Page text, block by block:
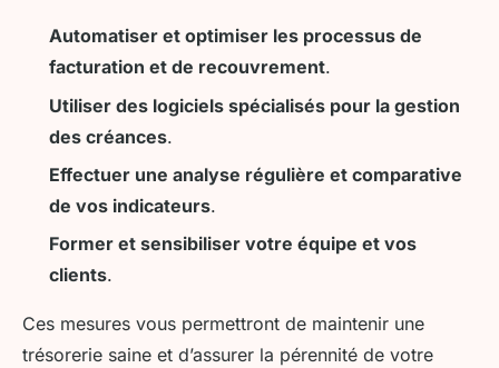
Automatiser et optimiser les processus de
facturation et de recouvrement.
Utiliser des logiciels spécialisés pour la gestion
des créances.
Effectuer une analyse régulière et comparative
de vos indicateurs.
Former et sensibiliser votre équipe et vos
clients.
Ces mesures vous permettront de maintenir une
trésorerie saine et d’assurer la pérennité de votre